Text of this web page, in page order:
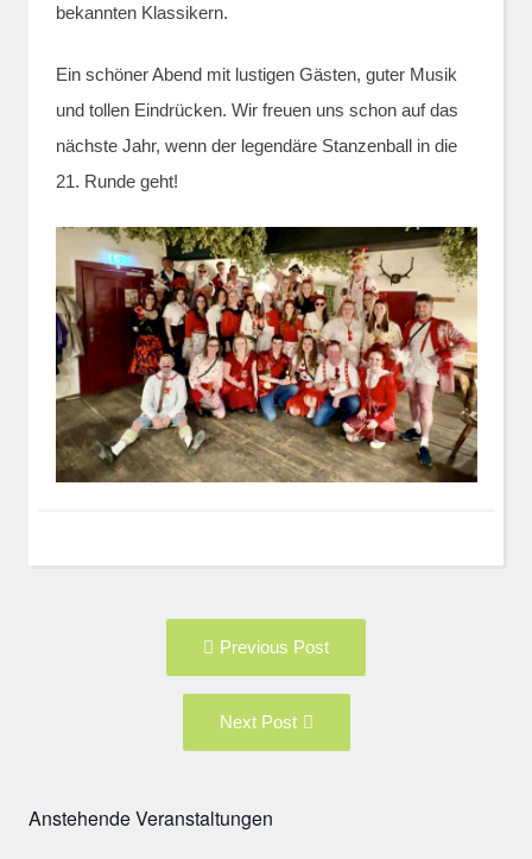
bekannten Klassikern.
Ein schöner Abend mit lustigen Gästen, guter Musik
und tollen Eindrücken. Wir freuen uns schon auf das
nächste Jahr, wenn der legendäre Stanzenball in die
21. Runde geht!
Previous Post
post:
Next Post
Post:
Anstehende Veranstaltungen